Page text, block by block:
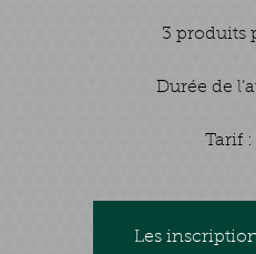
3 produits
Durée de
Tarif :
Les